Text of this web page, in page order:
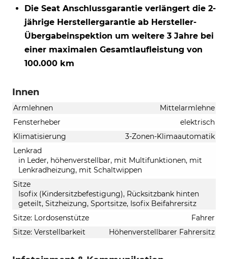
Die Seat Anschlussgarantie verlängert die 2-
jährige Herstellergarantie ab Hersteller-
Übergabeinspektion um weitere 3 Jahre bei
einer maximalen Gesamtlaufleistung von
100.000 km
Innen
Armlehnen
Mittelarmlehne
Fensterheber
elektrisch
Klimatisierung
3-Zonen-Klimaautomatik
Lenkrad
in Leder, höhenverstellbar, mit Multifunktionen, mit
Lenkradheizung, mit Schaltwippen
Sitze
Isofix (Kindersitzbefestigung), Rücksitzbank hinten
geteilt, Sitzheizung, Sportsitze, Isofix Beifahrersitz
Sitze: Lordosenstütze
Fahrer
Sitze: Verstellbarkeit
Höhenverstellbarer Fahrersitz